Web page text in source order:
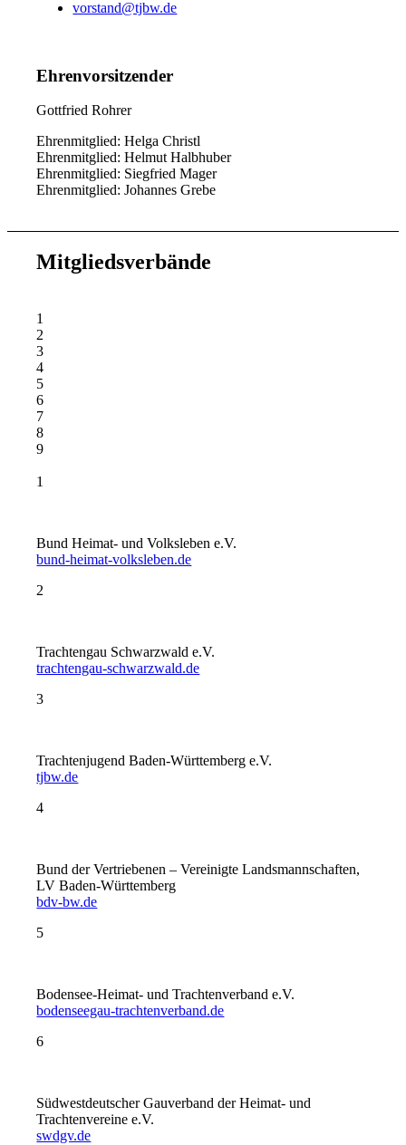
vorstand@tjbw.de
Ehrenvorsitzender
Gottfried Rohrer
Ehrenmitglied: Helga Christl
Ehrenmitglied: Helmut Halbhuber
Ehrenmitglied: Siegfried Mager
Ehrenmitglied: Johannes Grebe
Mitgliedsverbände
1
2
3
4
5
6
7
8
9
1
Bund Heimat- und Volksleben e.V.
bund-heimat-volksleben.de
2
Trachtengau Schwarzwald e.V.
trachtengau-schwarzwald.de
3
Trachtenjugend Baden-Württemberg e.V.
tjbw.de
4
Bund der Vertriebenen – Vereinigte Landsmannschaften,
LV Baden-Württemberg
bdv-bw.de
5
Bodensee-Heimat- und Trachtenverband e.V.
bodenseegau-trachtenverband.de
6
Südwestdeutscher Gauverband der Heimat- und
Trachtenvereine e.V.
swdgv.de